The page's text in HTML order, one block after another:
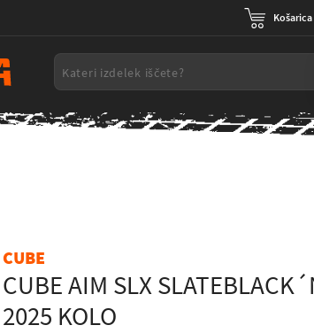
Košarica
CUBE
CUBE AIM SLX
2025 KOLO